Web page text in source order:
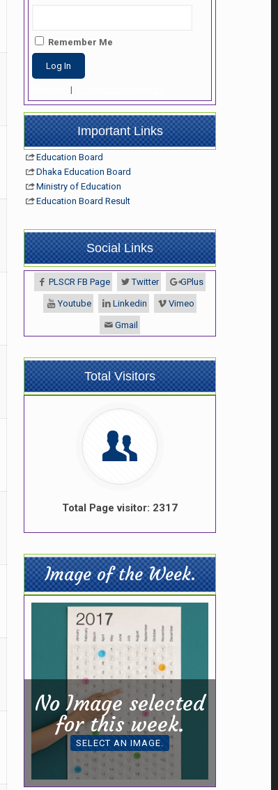
Remember Me
|
Important Links
Education Board
Dhaka Education Board
Ministry of Education
Education Board Result
Social Links
PLSCR FB Page Twitter GPlus
Youtube Linkedin Vimeo
Gmail
Total Visitors
Total Page visitor: 2317
Image of the Week.
No Image selected
for this week.
SELECT AN IMAGE.